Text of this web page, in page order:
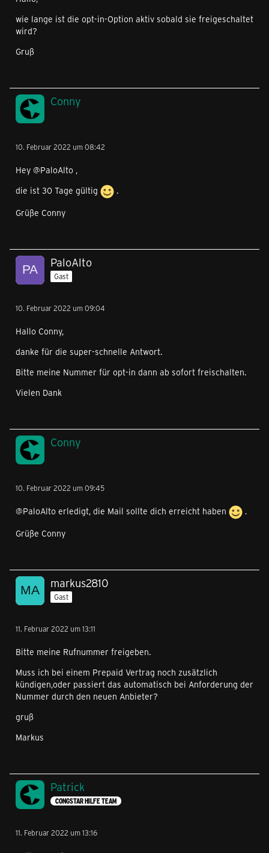
wie lange ist die opt-in-Option aktiv sobald sie freigeschaltet
wird?
Gruß
Conny
10. Februar 2022 um 08:42
Hey @PaloAlto ,
die ist 30 Tage gültig
.
Grüße Conny
PaloAlto
Gast
10. Februar 2022 um 09:04
Hallo Conny,
danke für die super-schnelle Antwort.
Bitte meine Nummer für opt-in dann ab sofort freischalten.
Vielen Dank
Conny
10. Februar 2022 um 09:45
@PaloAlto erledigt, die Mail sollte dich erreicht haben
.
Grüße Conny
markus2810
Gast
11. Februar 2022 um 13:11
Bitte meine Rufnummer freigeben.
Muss ich bei einem Prepaid Vertrag noch zusätzlich
kündigen,oder passiert das automatisch bei Anforderung der
Nummer durch den neuen Anbieter?
gruß
Markus
Patrick
CONGSTAR HILFE TEAM
11. Februar 2022 um 13:16